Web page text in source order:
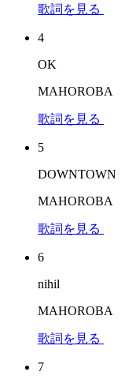
歌詞を見る
4
OK
MAHOROBA
歌詞を見る
5
DOWNTOWN
MAHOROBA
歌詞を見る
6
nihil
MAHOROBA
歌詞を見る
7